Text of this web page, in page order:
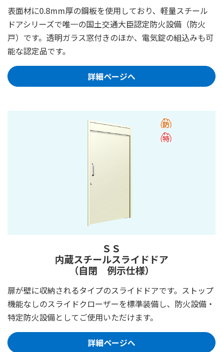
表面材に0.8mm厚の鋼板を使用しており、軽量スチール
ドアシリーズで唯一の国土交通大臣認定防火設備（防火
戸）です。透明ガラス窓付きのほか、電気錠の組込みも可
能な認定品です。
詳細ページへ
ＳＳ
内蔵スチールスライドドア
（自閉 例示仕様）
扉が壁に収納されるタイプのスライドドアです。ストップ
機能なしのスライドクローザーを標準装備し、防火設備・
特定防火設備としてご使用いただけます。
詳細ページへ